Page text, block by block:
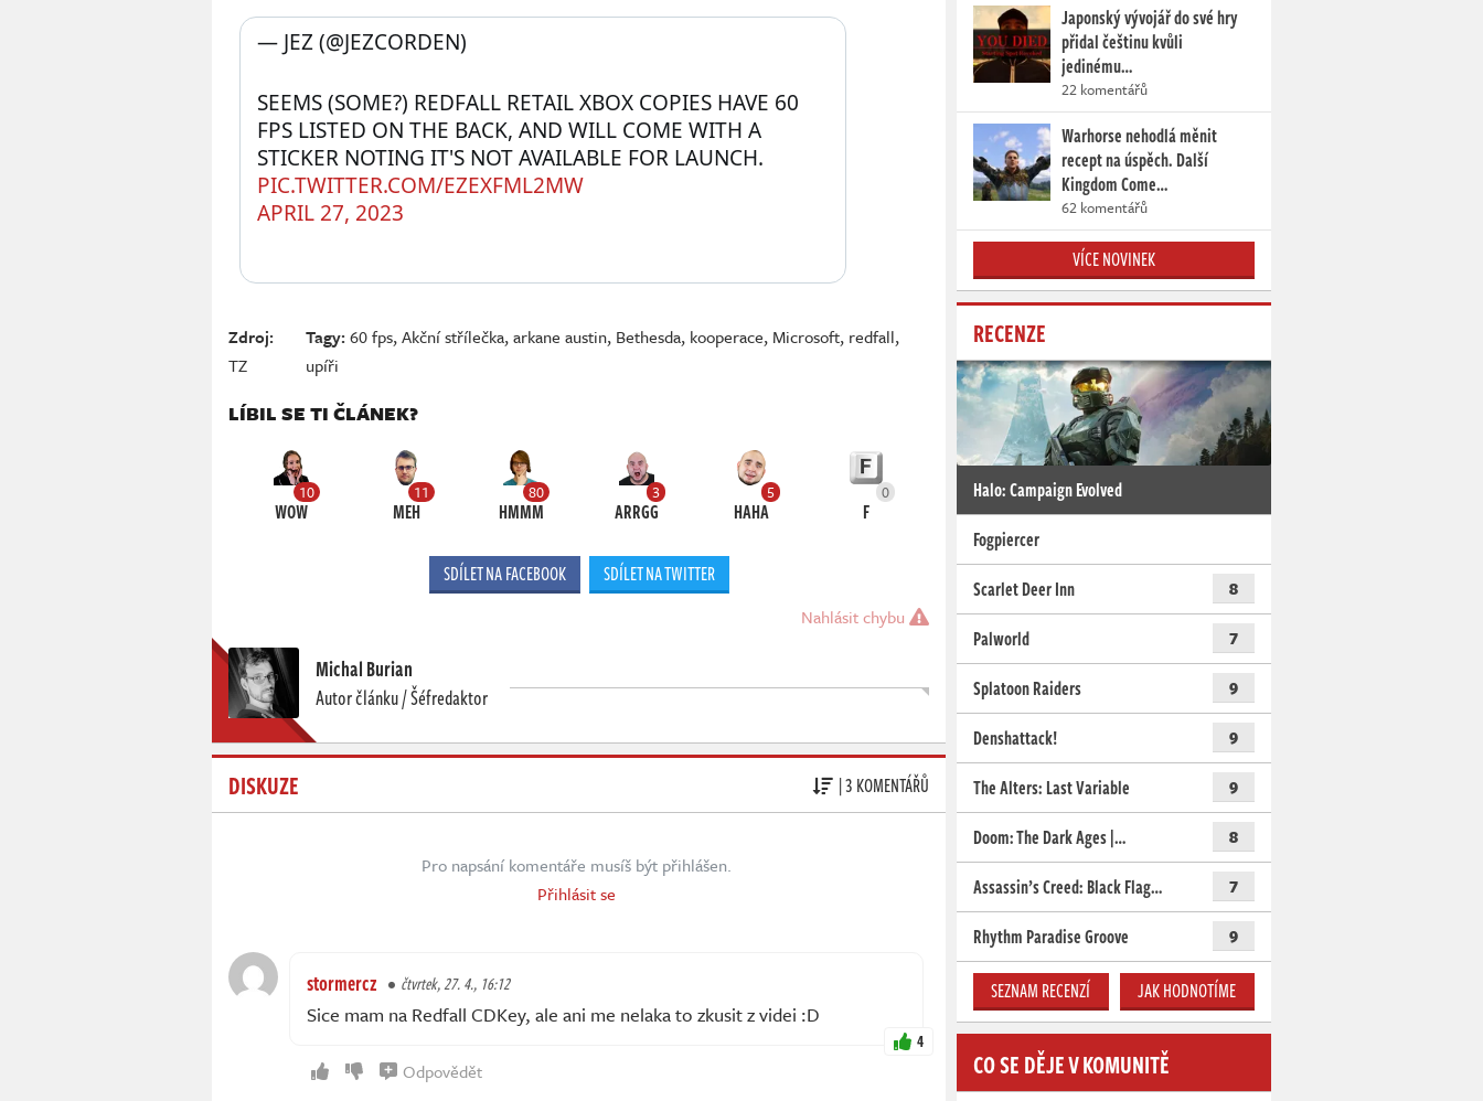
SEEMS (SOME?) REDFALL RETAIL XBOX COPIES HAVE 60
FPS LISTED ON THE BACK, AND WILL COME WITH A
PIC.TWITTER.COM/EZEXFML2MW
— JEZ (@JEZCORDEN)
APRIL 27, 2023
Zdroj:
TZ
Tagy:60 fps,Akční střílečka,arkane austin, Bethesda, kooperace, Microsoft, redfall,
upíři
LÍBIL SE TI ČLÁNEK?
10
WOW
11
MEH
80
HMMM
3
ARRGG
5
HAHA
0
F
SDÍLET NA FACEBOOK SDÍLET NA TWITTER
Nahlásit chybu
Michal Burian
Autor článku / Šéfredaktor
DISKUZE | 3 KOMENTÁŘŮ
Pro napsání komentáře musíš být přihlášen.
Přihlásit se
stormercz čtvrtek, 27. 4., 16:12
Sice mam na Redfall CDKey, ale ani me nelaka to zkusit z videi :D
4
Odpovědět
Japonský vývojář do své hry
přidal češtinu kvůli
jedinému…
22 komentářů
Warhorse nehodlá měnit
recept na úspěch. Další
Kingdom Come…
62 komentářů
VÍCE NOVINEK
RECENZE
Halo: Campaign Evolved
Fogpiercer
Scarlet Deer Inn
8
Palworld 7
Splatoon Raiders 9
Denshattack! 9
The Alters: Last Variable 9
Doom: The Dark Ages |… 8
Assassin’s Creed: Black Flag… 7
Rhythm Paradise Groove 9
SEZNAM RECENZÍ JAK HODNOTÍME
CO SE DĚJE V KOMUNITĚ